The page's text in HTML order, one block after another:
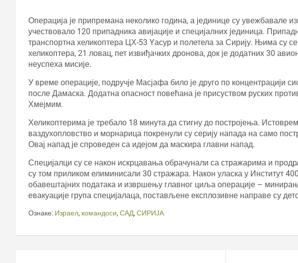
Операција је припремана неколико година, а јединице су увежбавале
учествовало 120 припадника авијације и специјалних јединица.
транспортна хеликоптера ЦХ-53 Yасур и полетела за Сирију. Њима су
хеликоптера, 21 ловац, пет извиђачких дронова, док је додатних 30
неуспеха мисије.
У време операције, подручје Масјафа било је друго по концентрацији
после Дамаска. Додатна опасност повећана је присуством руских
Хмејмим.
Хеликоптерима је требало 18 минута да стигну до постројења.
ваздухопловство и морнарица покренули су серију напада на само
Овај напад је спроведен са идејом да маскира главни напад.
Специјалци су се након искрцавања обрачунали са стражарима и
су том приликом елиминисали 30 стражара. Након уласка у Институт
обавештајних података и извршењу главног циља операције –
евакуације група специјалаца, постављене експлозивне направе су
Ознаке: Израел, командоси, САД, СИРИЈА